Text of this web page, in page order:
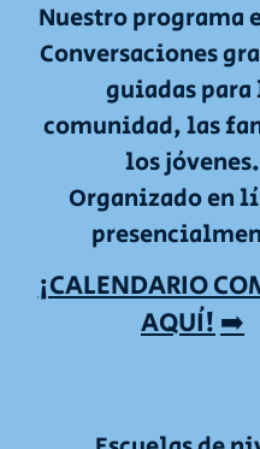
Nuestro programa
Conversaciones
guiadas para
comunidad, las
los jóvenes.
Organizado en
¡CALENDARIO
AQUÍ!➡️